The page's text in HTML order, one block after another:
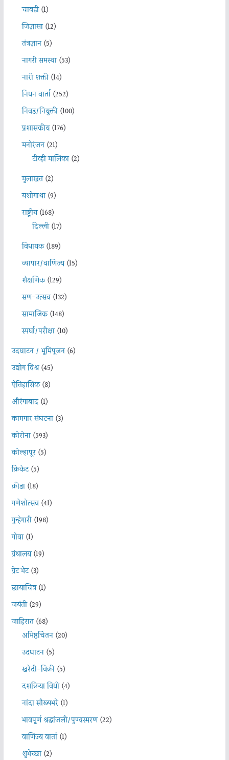
चावडी(1)
जिज्ञासा(12)
तंत्रज्ञान(5)
नागरी समस्या(53)
नारी शक्ती(14)
निधन वार्ता(252)
निवड/नियुक्ती(100)
प्रशासकीय(176)
मनोरंजन(21)
टीव्ही मालिका(2)
मुलाखत(2)
यशोगाथा(9)
राष्ट्रीय(168)
दिल्ली(17)
विधायक(189)
व्यापार/वाणिज्य(15)
शैक्षणिक(129)
सण-उत्सव(132)
सामाजिक(148)
स्पर्धा/परीक्षा(10)
उदघाटन / भूमिपूजन(6)
उद्योग विश्व(45)
ऐतिहासिक(8)
औरंगाबाद(1)
कामगार संघटना(3)
कोरोना(593)
कोल्हापूर(5)
क्रिकेट(5)
क्रीडा(18)
गणेशोत्सव(41)
गुन्हेगारी(198)
गोवा(1)
ग्रंथालय(19)
ग्रेट भेट(3)
छायाचित्र(1)
जयंती(29)
जाहिरात(68)
अभिष्ठचिंतन(20)
उदघाटन(5)
खरेदी-विक्री(5)
दशक्रिया विधी(4)
नांदा सौख्यभरे(1)
भावपूर्ण श्रद्धांजली/पुण्यस्मरण(22)
वाणिज्य वार्ता(1)
शुभेच्छा(2)